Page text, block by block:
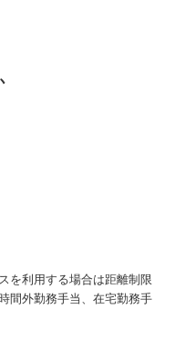
を利用する場合は距離制限
間外勤務手当、在宅勤務手